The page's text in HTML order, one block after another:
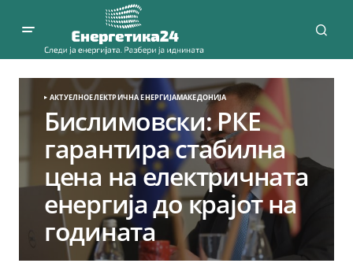
АКТУЕЛНОЕЛЕКТРИЧНА ЕНЕРГИЈАМАКЕДОНИЈА
Бислимовски: РКЕ
гарантира стабилна
цена на електричната
енергија до крајот на
годината